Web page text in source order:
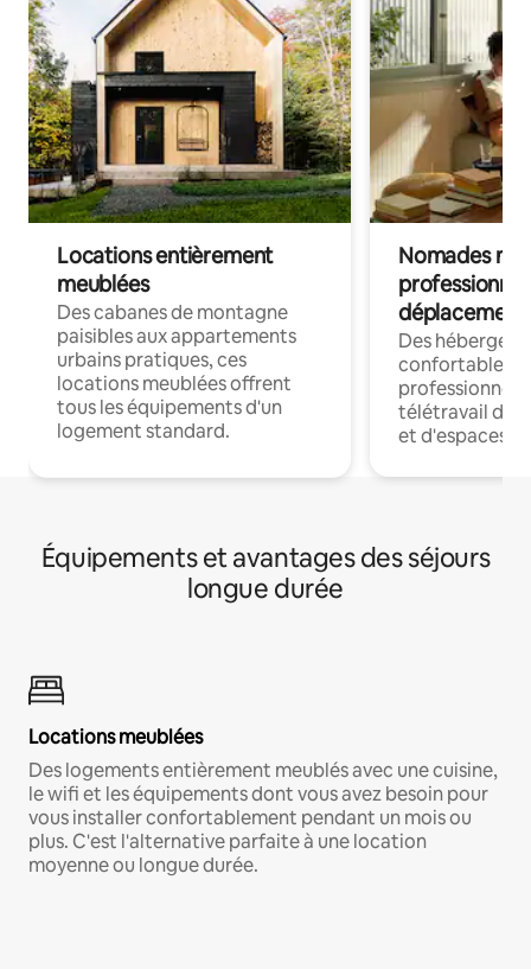
Locations entièrement
meublées
Des cabanes de montagne
paisibles aux appartements
urbains pratiques, ces
locations meublées offrent
tous les équipements d'un
logement standard.
Nomades
déplacement
Des
confortables
professionnels
télétravail
et d'espaces
Équipements et avantages des séjours
longue durée
Locations meublées
Des logements entièrement meublés avec une cuisine,
le wifi et les équipements dont vous avez besoin pour
vous installer confortablement pendant un mois ou
plus. C'est l'alternative parfaite à une location
moyenne ou longue durée.